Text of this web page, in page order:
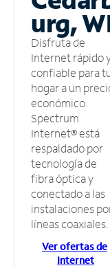
urg,
Disfruta de
Internet rápido
confiable para
hogar a un
económico.
Spectrum
Internet® está
respaldado por
tecnología de
fibra óptica y
conectado a las
instalaciones
líneas coaxiales.
Ver ofertas de
Internet